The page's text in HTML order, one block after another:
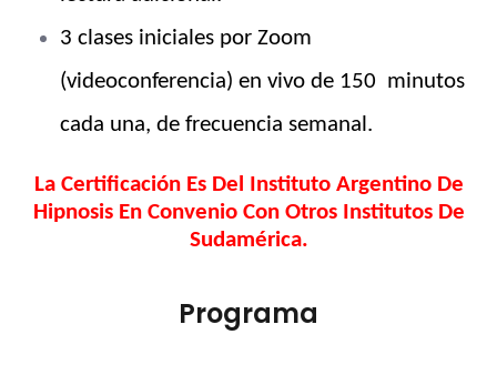
3 clases iniciales por Zoom
(videoconferencia) en vivo de 150 minutos
cada una, de frecuencia semanal.
La Certificación Es Del Instituto Argentino De
Hipnosis En Convenio Con Otros Institutos De
Sudamérica.
Programa